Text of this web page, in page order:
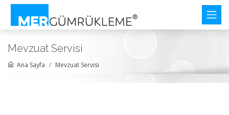
Mevzuat Servisi
Ana Sayfa Mevzuat Servisi